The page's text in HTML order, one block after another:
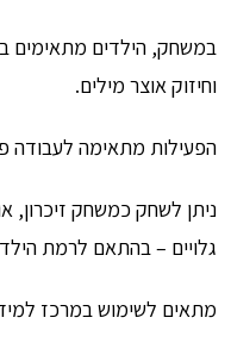
במשחק, הילדים מתאימים
וחיזוק אוצר מילים.
הפעילות מתאימה לעבודה
ניתן לשחק כמשחק
גלויים – בהתאם לרמת
מתאים לשימוש במרכז